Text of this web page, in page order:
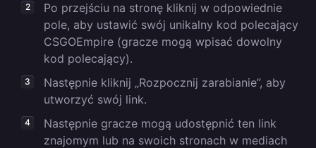
Po przejściu na stronę kliknij w odpowiednie
pole, aby ustawić swój unikalny kod polecający
CSGOEmpire (gracze mogą wpisać dowolny
kod polecający).
Następnie kliknij „Rozpocznij zarabianie”, aby
utworzyć swój link.
Następnie gracze mogą udostępnić ten link
znajomym lub na swoich stronach w mediach